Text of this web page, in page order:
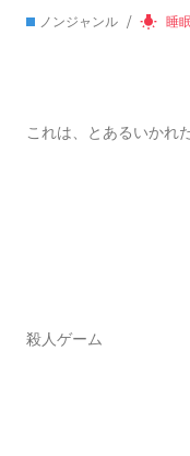
ノンジャンル wb_incandescent 睡
これは、とあるいかれ
殺人ゲーム